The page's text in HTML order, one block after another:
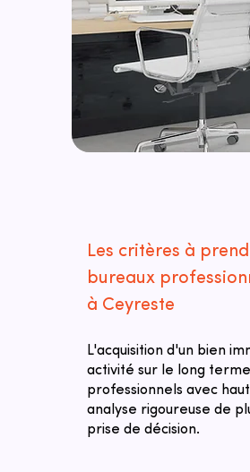
Les critères à
bureaux
à Ceyreste
L'acquisition d'un bien
activité sur le long
professionnels avec
analyse rigoureuse de
prise de décision.